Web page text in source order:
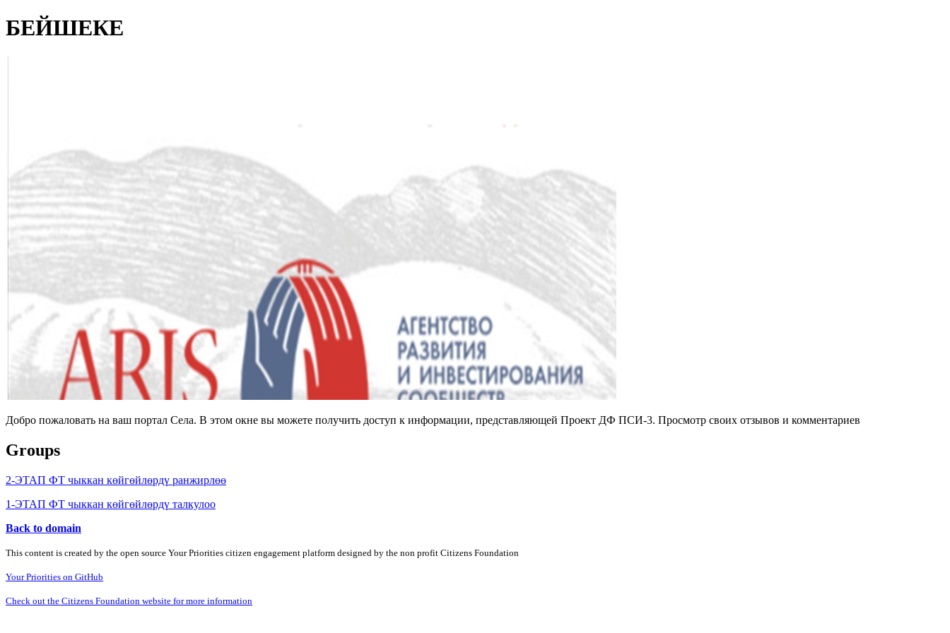
БЕЙШЕКЕ
Добро пожаловать на ваш портал Села. В этом окне вы можете получить доступ к информации, представляющей Проект ДФ ПСИ-3. Просмотр своих отзывов и комментариев
Groups
2-ЭТАП ФТ чыккан көйгөйлөрдү ранжирлөө
1-ЭТАП ФТ чыккан көйгөйлөрдү талкулоо
Back to domain
This content is created by the open source Your Priorities citizen engagement platform designed by the non profit Citizens Foundation
Your Priorities on GitHub
Check out the Citizens Foundation website for more information